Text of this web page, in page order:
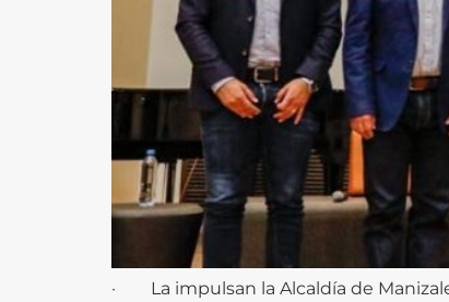
· La impulsan la Alcaldía de